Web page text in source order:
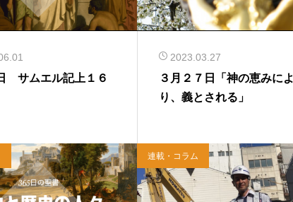
サムエル記上１６
2023.03.27
３月２７日「神の恵みによ
り、義とされる」
連載・コラム